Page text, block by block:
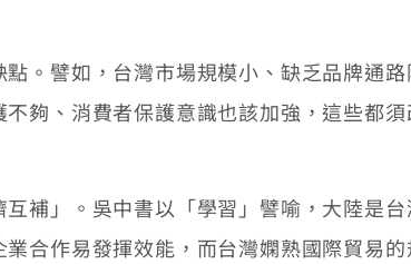
譬如，台灣市場規模小、缺乏品牌通
夠、消費者保護意識也該加強，這些都須
」。吳中書以「學習」譬喻，大陸是台
合作易發揮效能，而台灣嫻熟國際貿易